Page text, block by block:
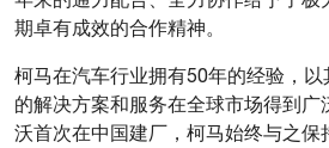
期卓有成效的合作精神。
柯马在汽车行业拥有50年的经验，
的解决方案和服务在全球市场得到
沃首次在中国建厂，柯马始终与之保